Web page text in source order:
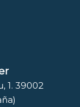
1. 39002